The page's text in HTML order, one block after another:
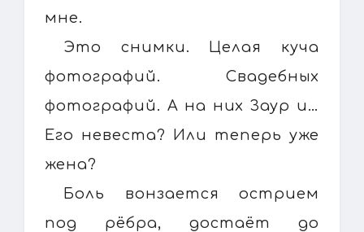
мне.
Это снимки. Целая куча
фотографий. Свадебных
фотографий. А на них Заур и…
Его невеста? Или теперь уже
жена?
Боль вонзается острием
под рёбра, достаёт до